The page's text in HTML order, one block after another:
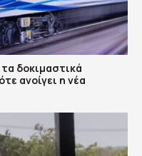
δοκιμαστικά
ανοίγει η νέα